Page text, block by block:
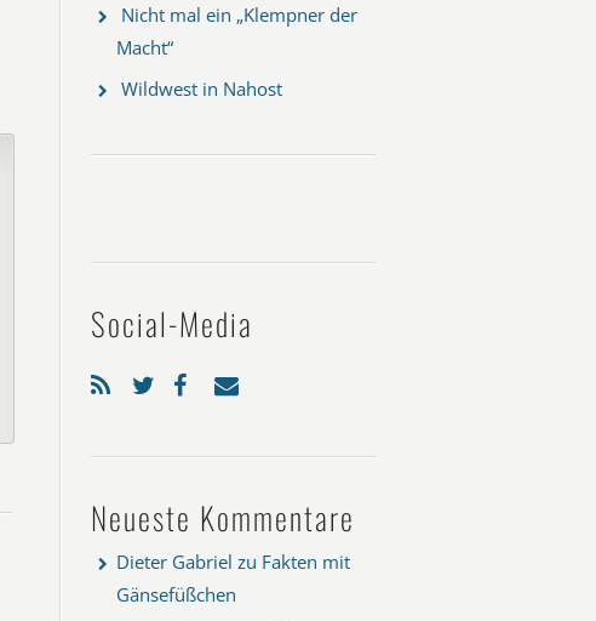
Nicht mal ein „Klempner der
Macht“
Wildwest in Nahost
Social-Media
Neueste Kommentare
Dieter Gabriel zu Fakten mit
Gänsefüßchen